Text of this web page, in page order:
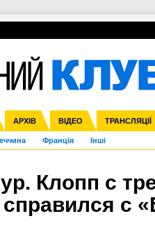
АРХІВ ВІДЕО ТРАНСЛЯЦІЇ
Друга ліга Кубок України
Міжнародні Ліга націй Ліга
Франція Інші
Кубок конфедерацій ЧЄ-2015 (U-
ВІЙНА УПЛ-ПЕРЕХОДИ
Клопп с
с